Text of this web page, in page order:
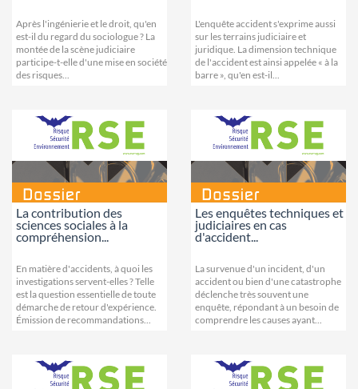
Après l'ingénierie et le droit, qu'en
est-il du regard du sociologue ? La
montée de la scène judiciaire
participe-t-elle d'une mise en société
des risques...
L'enquête accident s'exprime aussi
sur les terrains judiciaire et
juridique. La dimension technique
de l'accident est ainsi appelée « à la
barre », qu'en est-il...
La contribution des
sciences sociales à la
compréhension...
En matière d'accidents, à quoi les
investigations servent-elles ? Telle
est la question essentielle de toute
démarche de retour d'expérience.
Émission de recommandations...
Les enquêtes techniques et
judiciaires en cas
d'accident...
La survenue d'un incident, d'un
accident ou bien d'une catastrophe
déclenche très souvent une
enquête, répondant à un besoin de
comprendre les causes ayant...